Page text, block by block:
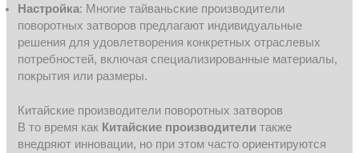
Настройка: Многие тайваньские производители
поворотных затворов предлагают индивидуальные
решения для удовлетворения конкретных отраслевых
потребностей, включая специализированные материалы,
покрытия или размеры.
Китайские производители поворотных затворов
В то время как Китайские производители также
внедряют инновации, но при этом часто ориентируются